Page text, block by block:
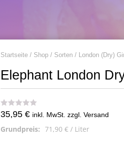
Startseite / Shop / Sorten / London (Dry)
Elephant London
35,95€ inkl. MwSt. zzgl. Versand
Grundpreis: 71,90€ / Liter